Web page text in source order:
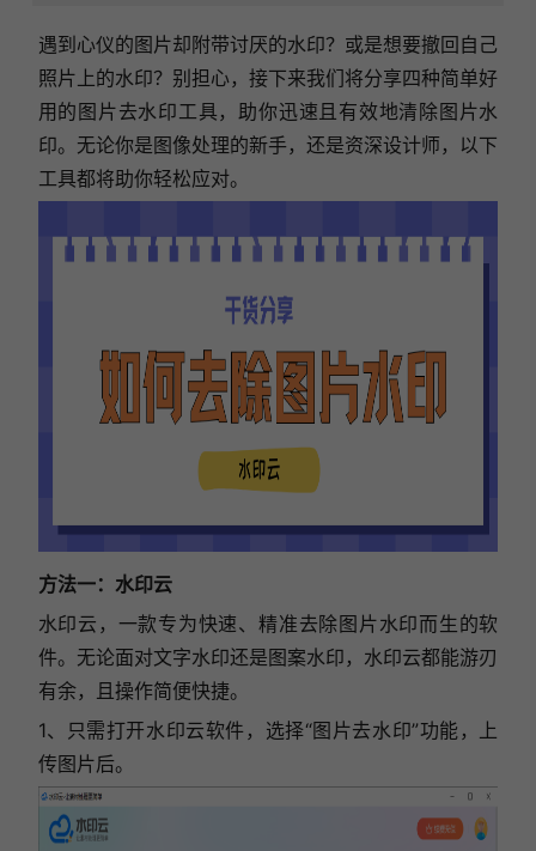
遇到心仪的图片却附带讨厌的水印？或是想要撤回自己
照片上的水印？别担心，接下来我们将分享四种简单好
用的图片去水印工具，助你迅速且有效地清除图片水
印。无论你是图像处理的新手，还是资深设计师，以下
工具都将助你轻松应对。
方法一：水印云
水印云，一款专为快速、精准去除图片水印而生的软
件。无论面对文字水印还是图案水印，水印云都能游刃
有余，且操作简便快捷。
1、只需打开水印云软件，选择“图片去水印”功能，上
传图片后。